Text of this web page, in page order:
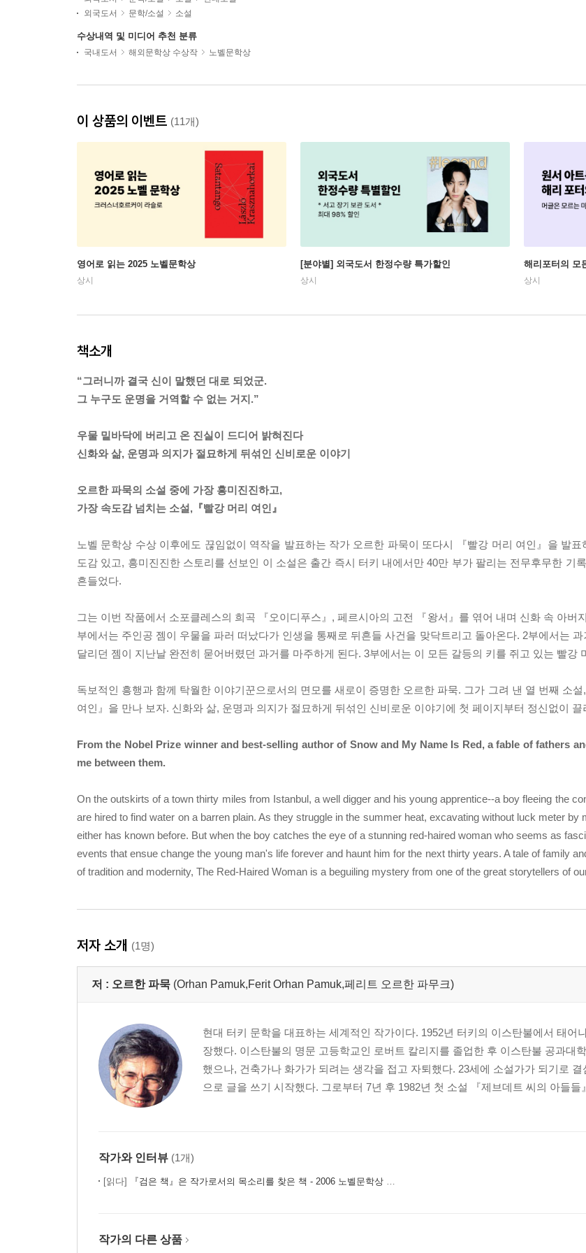
외국도서
문학/소설 소설
수상내역 및 미디어 추천 분류
국내도서 해외문학상 수상작 노벨문학상
이 상품의 이벤트 (11개)
영어로 읽는 2025 노벨문학상
상시
[분야별] 외국도서 한정수량 특가할인
상시
해리포터의 모
상시
책소개
“그러니까 결국 신이 말했던 대로 되었군.
그 누구도 운명을 거역할 수 없는 거지.”
우물 밑바닥에 버리고 온 진실이 드디어 밝혀진다
신화와 삶, 운명과 의지가 절묘하게 뒤섞인 신비로운 이야기
오르한 파묵의 소설 중에 가장 흥미진진하고,
가장 속도감 넘치는 소설,『빨강 머리 여인』
노벨 문학상 수상 이후에도 끊임없이 역작을 발표하는 작가 오르한 파묵이 또다시 『빨강 머리 여인』을 발
도감 있고, 흥미진진한 스토리를 선보인 이 소설은 출간 즉시 터키 내에서만 40만 부가 팔리는 전무후무한 기
흔들었다.
그는 이번 작품에서 소포클레스의 희곡 『오이디푸스』, 페르시아의 고전 『왕서』를 엮어 내며 신화 속 아버
부에서는 주인공 젬이 우물을 파러 떠났다가 인생을 통째로 뒤흔들 사건을 맞닥트리고 돌아온다. 2부에서는
달리던 젬이 지난날 완전히 묻어버렸던 과거를 마주하게 된다. 3부에서는 이 모든 갈등의 키를 쥐고 있는 빨강
독보적인 흥행과 함께 탁월한 이야기꾼으로서의 면모를 새로이 증명한 오르한 파묵. 그가 그려 낸 열 번째 소
여인』을 만나 보자. 신화와 삶, 운명과 의지가 절묘하게 뒤섞인 신비로운 이야기에 첫 페이지부터 정신없이 끌
From the Nobel Prize winner and best-selling author of Snow and My Name Is Red, a fable of fathers
me between them.
On the outskirts of a town thirty miles from Istanbul, a well digger and his young apprentice--a boy fleeing the
are hired to find water on a barren plain. As they struggle in the summer heat, excavating without luck meter by
either has known before. But when the boy catches the eye of a stunning red-haired woman who seems as
events that ensue change the young man's life forever and haunt him for the next thirty years. A tale of family
of tradition and modernity, The Red-Haired Woman is a beguiling mystery from one of the great storytellers of
저자 소개 (1명)
저 : 오르한 파묵 (Orhan Pamuk,Ferit Orhan Pamuk,페리트 오르한 파무크)
현대 터키 문학을 대표하는 세계적인 작가이다. 1952년 터키의 이스탄불에서 태어
장했다. 이스탄불의 명문 고등학교인 로버트 칼리지를 졸업한 후 이스탄불 공과대
했으나, 건축가나 화가가 되려는 생각을 접고 자퇴했다. 23세에 소설가가 되기로 결
으로 글을 쓰기 시작했다. 그로부터 7년 후 1982년 첫 소설 『제브데트 씨의 아들들
작가와 인터뷰 (1개)
[읽다] 『검은 책』은 작가로서의 목소리를 찾은 책 - 2006 노벨문학상 수상 작가 오르한 파묵 터키 현지 인터뷰
작가의 다른 상품